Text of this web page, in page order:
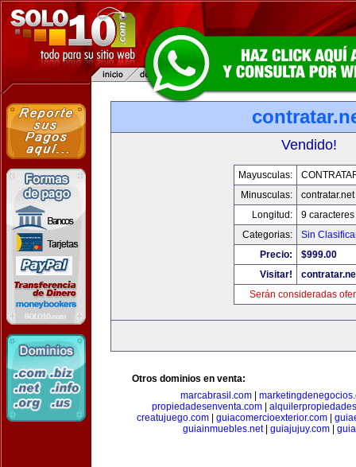
Vendido!
Mayusculas:
Minusculas:
contratar.net
Longitud:
9 caracteres
Categorias:
Sin
Precio:
$999.00
Visitar!
Serán consideradas
Otros dominios en venta:
marcabrasil.com
propiedadesenventa.com
creatujuego.com| guiacomercioexterior.com|
guiainmuebles.net| guiajujuy.com|